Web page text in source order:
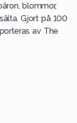
blommor,
Gjort på 100
av The